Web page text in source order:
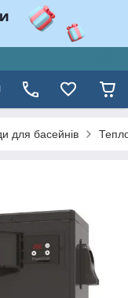
для басейнів